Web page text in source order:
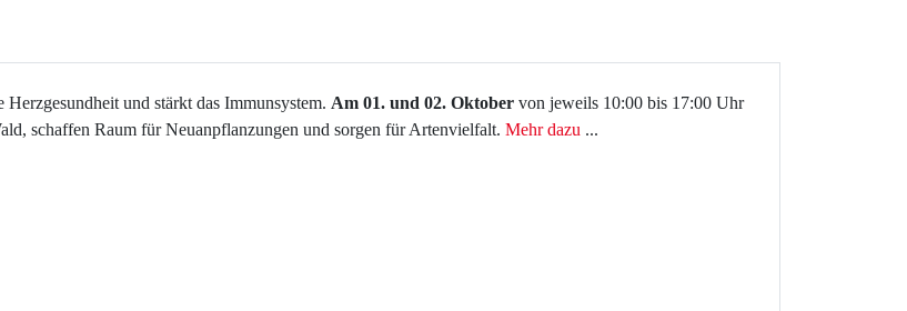
und stärkt das Immunsystem. Am 01. und 02. Oktober von jeweils 10:00 bis 17:00 Uhr
schaffen Raum für Neuanpflanzungen und sorgen für Artenvielfalt. Mehr dazu ...